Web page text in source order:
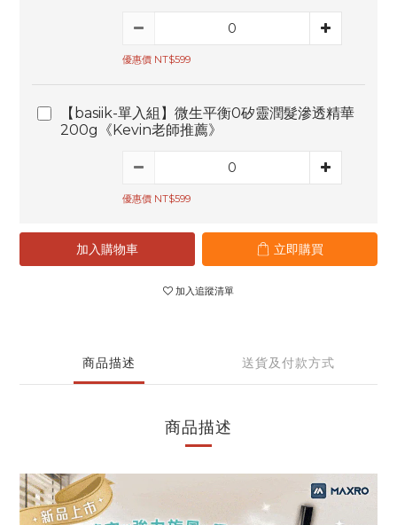
優惠價 NT$599
【basiik-單入組】微生平衡0矽靈潤髮滲透精華
200g《Kevin老師推薦》
優惠價 NT$599
加入購物車 立即購買
加入追蹤清單
商品描述 送貨及付款方式
商品描述